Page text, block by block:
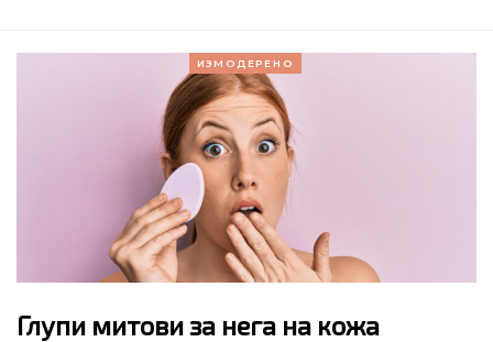
ИЗМОДЕРЕНО
Глупи митови за нега на кожа